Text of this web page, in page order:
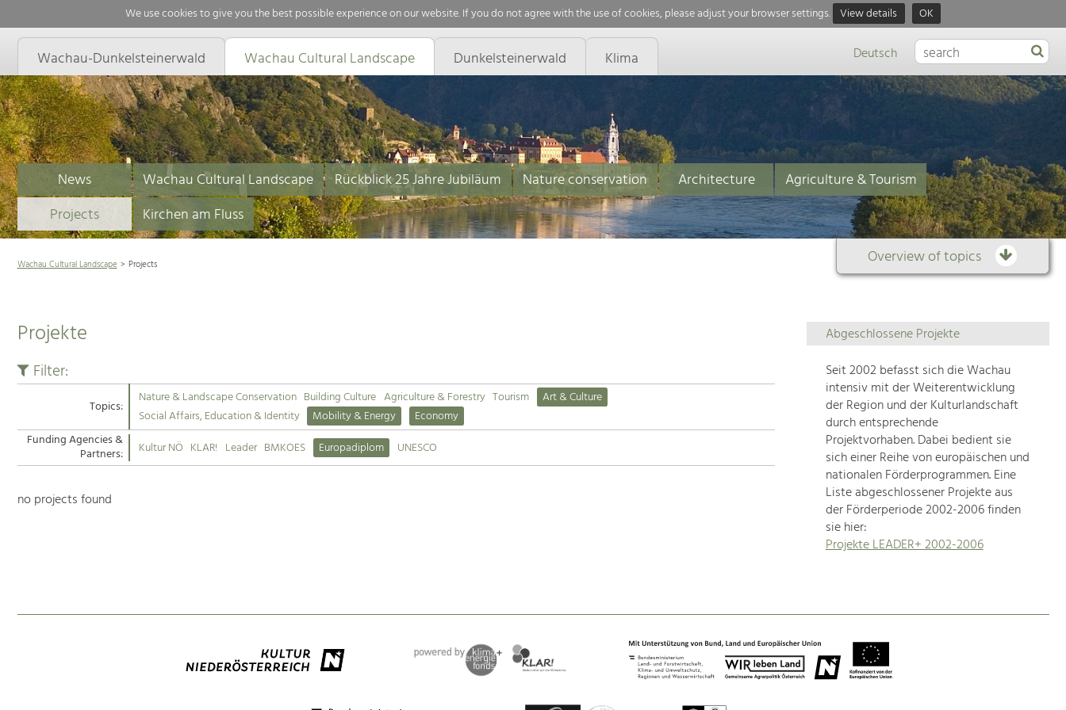
We use cookies to give you the best possible experience on our website. If you do not agree with the use of cookies, please adjust your browser settings. View details OK
Wachau-Dunkelsteinerwald Wachau Cultural Landscape Dunkelsteinerwald Klima Deutsch
News Wachau Cultural Landscape Rückblick 25 Jahre Jubiläum Nature conservation Architecture
Agriculture & Tourism
Projects
Kirchen am Fluss
Overview of topics
Overview
of
topics
Development
within
our
region
is
extremely
diverse.
Which
provide
you
with
an
Wachau Cultural Landscape Projects
Projekte
Filter:
Topics: Nature & Landscape Conservation Building Culture Agriculture & Forestry Tourism
Art & Culture
Social Affairs, Education & Identity
Mobility & Energy
Economy
Funding Agencies &
Partners: Kultur NÖ KLAR! Leader BMKOES Europadiplom UNESCO
no projects found
Abgeschlossene Projekte
Seit 2002 befasst sich die Wachau
intensiv mit der Weiterentwicklung
der Region und der Kulturlandschaft
durch entsprechende
Projektvorhaben. Dabei bedient sie
sich einer Reihe von europäischen und
nationalen Förderprogrammen. Eine
Liste abgeschlossener Projekte aus
der Förderperiode 2002-2006 finden
sie hier:
Projekte LEADER+ 2002-2006